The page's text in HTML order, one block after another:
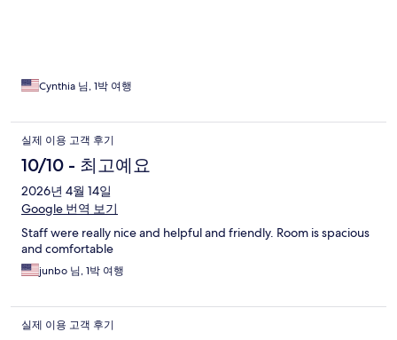
Cynthia 님, 1박 여행
실제 이용 고객 후기
10/10 - 최고예요
2026년 4월 14일
Google 번역 보기
Staff were really nice and helpful and friendly. Room is spacious
and comfortable
junbo 님, 1박 여행
실제 이용 고객 후기